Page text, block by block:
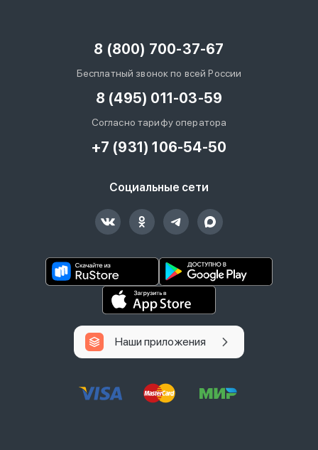
8 (800) 700-37-67
Бесплатный звонок по всей России
8 (495) 011-03-59
Согласно тарифу оператора
+7 (931) 106-54-50
Социальные сети
Наши приложения